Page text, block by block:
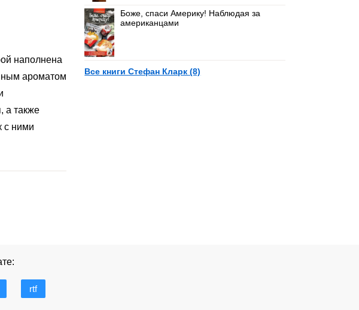
наполнена
ароматом
а также
с ними
Боже, спаси Америку! Наблюдая за
американцами
Все книги Стефан Кларк (8)
rtf